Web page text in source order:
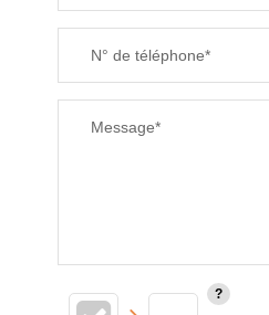
N° de téléphone*
Message*